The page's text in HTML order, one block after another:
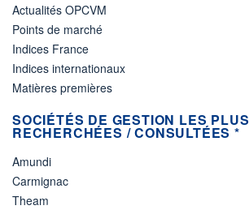
Actualités OPCVM
Points de marché
Indices France
Indices internationaux
Matières premières
SOCIÉTÉS DE GESTION LES PLUS
RECHERCHÉES / CONSULTÉES *
Amundi
Carmignac
Theam